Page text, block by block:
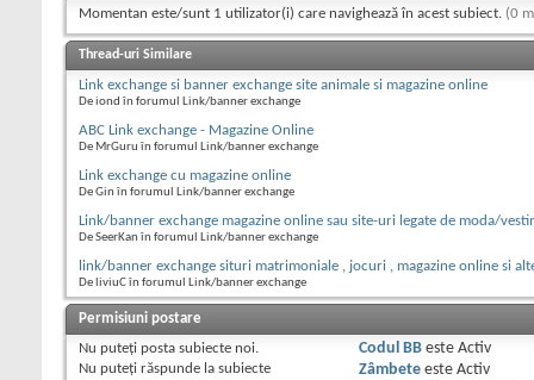
Momentan este/sunt 1 utilizator(i) care navighează în acest subiect. (0
Thread-uri Similare
Link exchange si banner exchange site animale si magazine online
De iond în forumul Link/banner exchange
ABC Link exchange - Magazine Online
De MrGuru în forumul Link/banner exchange
Link exchange cu magazine online
De Gin în forumul Link/banner exchange
Link/banner exchange magazine online sau site-uri legate de moda/
De SeerKan în forumul Link/banner exchange
link/banner exchange situri matrimoniale , jocuri , magazine online si
De liviuC în forumul Link/banner exchange
Permisiuni postare
Nu puteţi posta subiecte noi.
Nu puteţi răspunde la subiecte
Codul BBeste Activ
Zâmbeteeste Activ